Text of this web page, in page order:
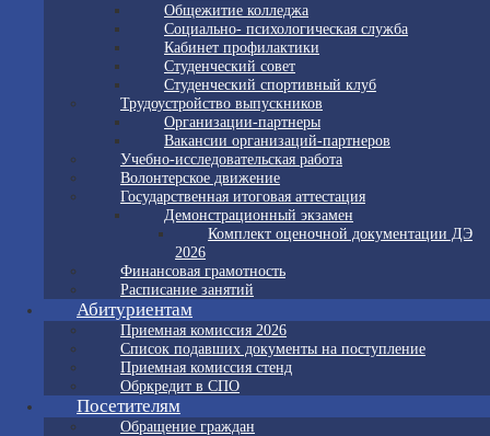
Общежитие колледжа
Социально- психологическая служба
Кабинет профилактики
Студенческий совет
Студенческий спортивный клуб
Трудоустройство выпускников
Организации-партнеры
Вакансии организаций-партнеров
Учебно-исследовательская работа
Волонтерское движение
Государственная итоговая аттестация
Демонстрационный экзамен
Комплект оценочной документации ДЭ
2026
Финансовая грамотность
Расписание занятий
Абитуриентам
Приемная комиссия 2026
Список подавших документы на поступление
Приемная комиссия стенд
Обркредит в СПО
Посетителям
Обращение граждан